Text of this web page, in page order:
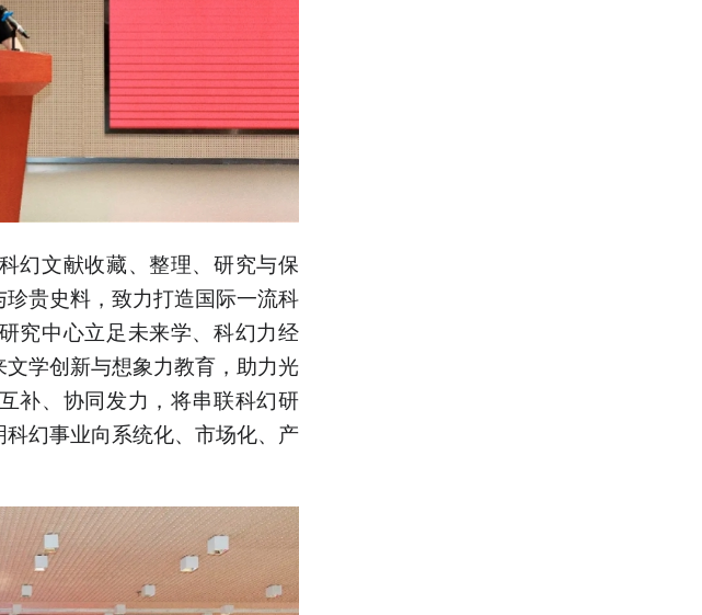
幻文献收藏、整理、研究与保
贵史料，致力打造国际一流科
究中心立足未来学、科幻力经
学创新与想象力教育，助力光
补、协同发力，将串联科幻研
幻事业向系统化、市场化、产